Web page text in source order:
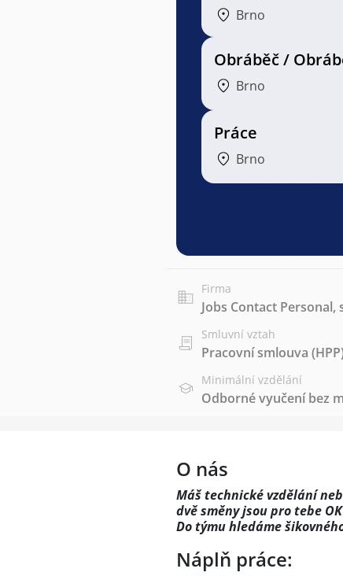
Brno
Obráběč /
Brno
Práce
Brno
Firma
Jobs Contact Personal,
Smluvní vztah
Pracovní smlouva
Minimální vzdělání
Odborné vyučení bez
O nás
Máš technické vzdělání
dvě směny jsou pro tebe
Do týmu hledáme
Náplň práce: